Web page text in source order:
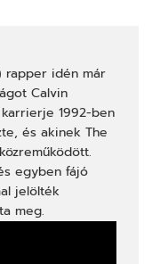
rapper idén már
Calvin
1992-ben
és akinek The
egyben fájó
jelölték
meg.